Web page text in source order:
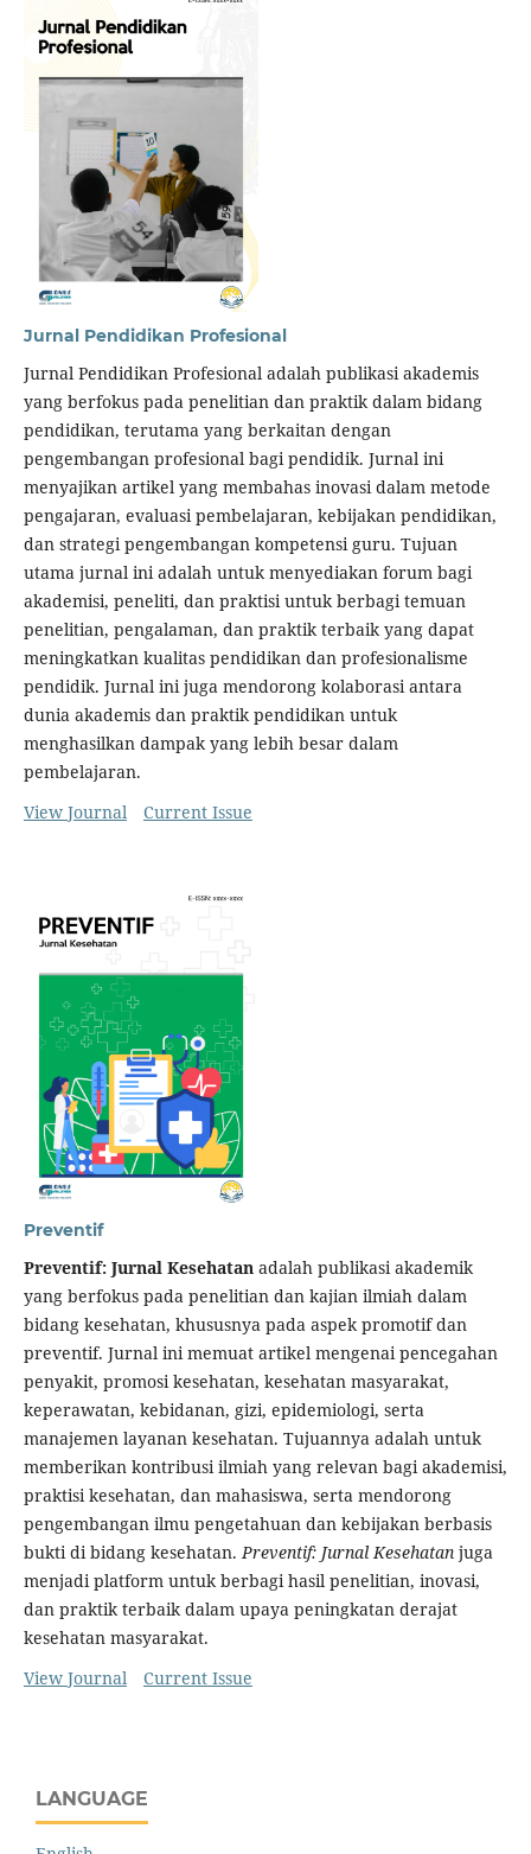
Jurnal Pendidikan Profesional
Jurnal Pendidikan Profesional adalah publikasi akademis
yang berfokus pada penelitian dan praktik dalam bidang
pendidikan, terutama yang berkaitan dengan
pengembangan profesional bagi pendidik. Jurnal ini
menyajikan artikel yang membahas inovasi dalam metode
pengajaran, evaluasi pembelajaran, kebijakan pendidikan,
dan strategi pengembangan kompetensi guru. Tujuan
utama jurnal ini adalah untuk menyediakan forum bagi
akademisi, peneliti, dan praktisi untuk berbagi temuan
penelitian, pengalaman, dan praktik terbaik yang dapat
meningkatkan kualitas pendidikan dan profesionalisme
pendidik. Jurnal ini juga mendorong kolaborasi antara
dunia akademis dan praktik pendidikan untuk
menghasilkan dampak yang lebih besar dalam
pembelajaran.
View Journal
Current Issue
Preventif
Preventif: Jurnal Kesehatanadalah publikasi akademik
yang berfokus pada penelitian dan kajian ilmiah dalam
bidang kesehatan, khususnya pada aspek promotif dan
preventif. Jurnal ini memuat artikel mengenai pencegahan
penyakit, promosi kesehatan, kesehatan masyarakat,
keperawatan, kebidanan, gizi, epidemiologi, serta
manajemen layanan kesehatan. Tujuannya adalah untuk
memberikan kontribusi ilmiah yang relevan bagi akademisi,
praktisi kesehatan, dan mahasiswa, serta mendorong
pengembangan ilmu pengetahuan dan kebijakan berbasis
bukti di bidang kesehatan.Preventif: Jurnal Kesehatanjuga
menjadi platform untuk berbagi hasil penelitian, inovasi,
dan praktik terbaik dalam upaya peningkatan derajat
kesehatan masyarakat.
View Journal
Current Issue
LANGUAGE